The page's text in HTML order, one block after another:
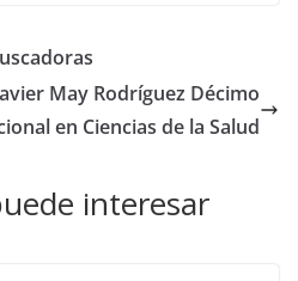
May Rodríguez Décimo
en Ciencias de la Salud
interesar